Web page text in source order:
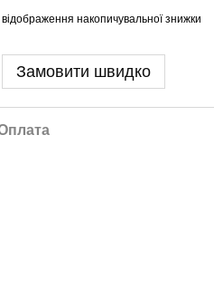
накопичувальної знижки
Замовити швидко